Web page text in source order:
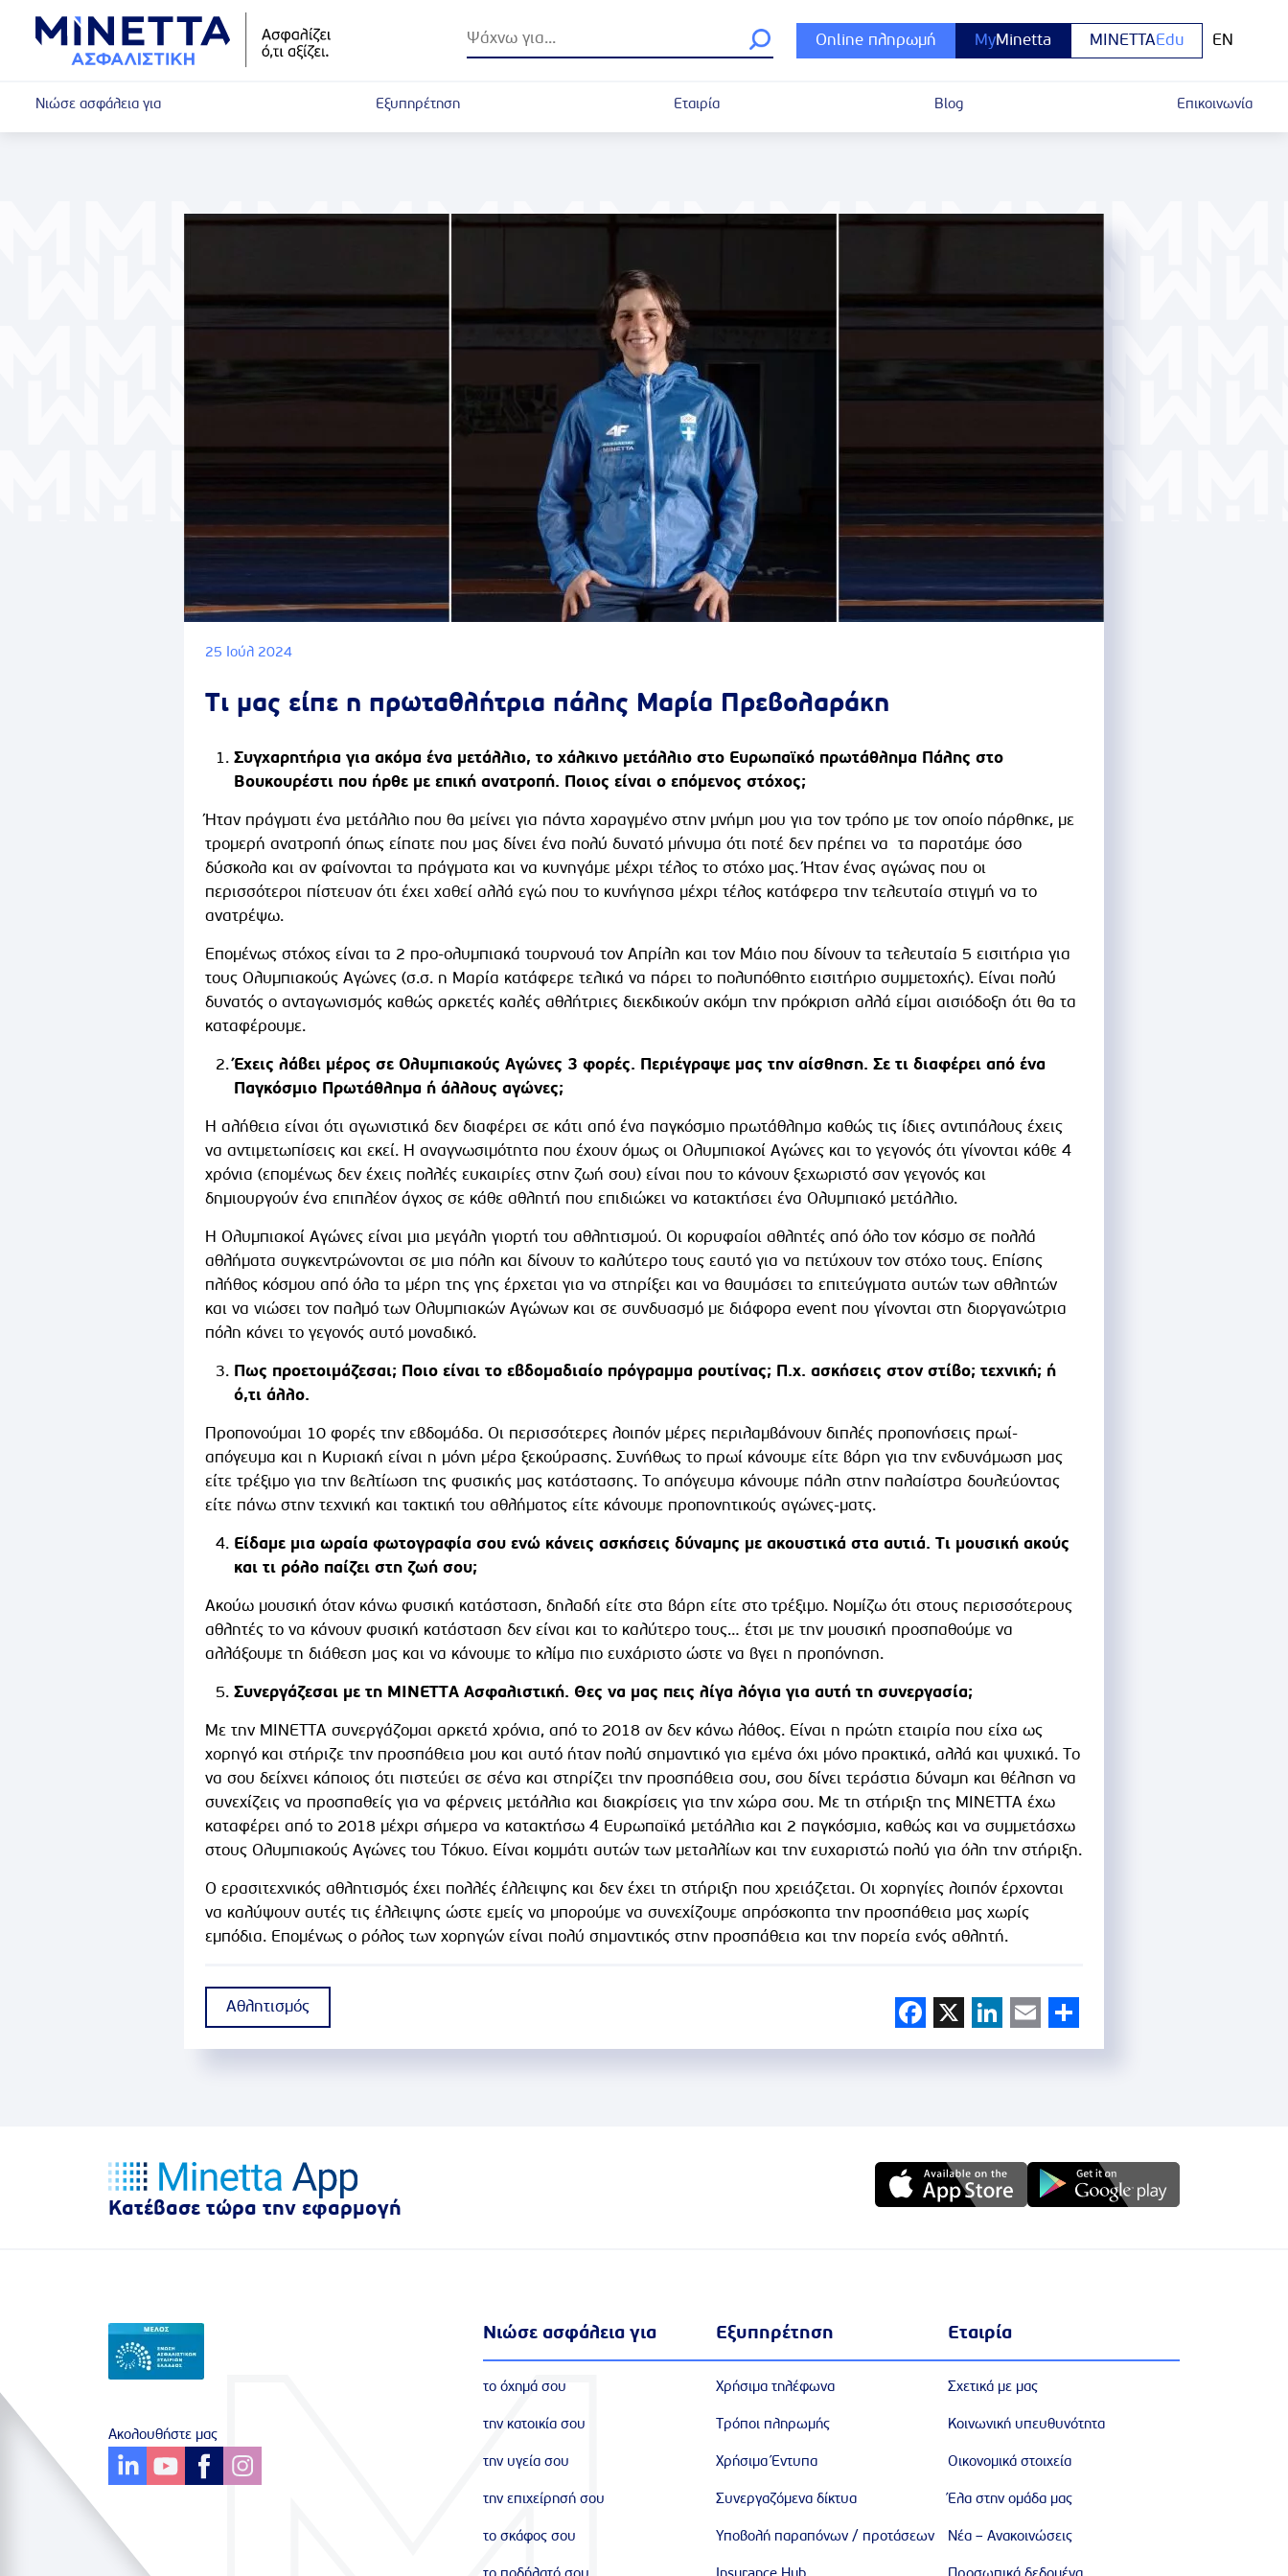
Online πληρωμή MyMinetta MINETTAEdu EN
Νιώσε ασφάλεια για Εξυπηρέτηση Εταιρία Blog Επικοινωνία
25 Ιούλ 2024
Τι μας είπε η πρωταθλήτρια πάλης Μαρία Πρεβολαράκη
Συγχαρητήρια για ακόμα ένα μετάλλιο, το χάλκινο μετάλλιο στο Ευρωπαϊκό πρωτάθλημα Πάλης στο
Βουκουρέστι που ήρθε με επική ανατροπή. Ποιος είναι ο επόμενος στόχος;
Ήταν πράγματι ένα μετάλλιο που θα μείνει για πάντα χαραγμένο στην μνήμη μου για τον τρόπο με τον οποίο πάρθηκε, με
τρομερή ανατροπή όπως είπατε που μας δίνει ένα πολύ δυνατό μήνυμα ότι ποτέ δεν πρέπει να τα παρατάμε όσο
δύσκολα και αν φαίνονται τα πράγματα και να κυνηγάμε μέχρι τέλος το στόχο μας. Ήταν ένας αγώνας που οι
περισσότεροι πίστευαν ότι έχει χαθεί αλλά εγώ που το κυνήγησα μέχρι τέλος κατάφερα την τελευταία στιγμή να το
ανατρέψω.
Επομένως στόχος είναι τα 2 προ-ολυμπιακά τουρνουά τον Απρίλη και τον Μάιο που δίνουν τα τελευταία 5 εισιτήρια για
τους Ολυμπιακούς Αγώνες (σ.σ. η Μαρία κατάφερε τελικά να πάρει το πολυπόθητο εισιτήριο συμμετοχής). Είναι πολύ
δυνατός ο ανταγωνισμός καθώς αρκετές καλές αθλήτριες διεκδικούν ακόμη την πρόκριση αλλά είμαι αισιόδοξη ότι θα τα
καταφέρουμε.
Έχεις λάβει μέρος σε Ολυμπιακούς Αγώνες 3 φορές. Περιέγραψε μας την αίσθηση. Σε τι διαφέρει από ένα
Παγκόσμιο Πρωτάθλημα ή άλλους αγώνες;
Η αλήθεια είναι ότι αγωνιστικά δεν διαφέρει σε κάτι από ένα παγκόσμιο πρωτάθλημα καθώς τις ίδιες αντιπάλους έχεις
να αντιμετωπίσεις και εκεί. Η αναγνωσιμότητα που έχουν όμως οι Ολυμπιακοί Αγώνες και το γεγονός ότι γίνονται κάθε 4
χρόνια (επομένως δεν έχεις πολλές ευκαιρίες στην ζωή σου) είναι που το κάνουν ξεχωριστό σαν γεγονός και
δημιουργούν ένα επιπλέον άγχος σε κάθε αθλητή που επιδιώκει να κατακτήσει ένα Ολυμπιακό μετάλλιο.
Η Ολυμπιακοί Αγώνες είναι μια μεγάλη γιορτή του αθλητισμού. Οι κορυφαίοι αθλητές από όλο τον κόσμο σε πολλά
αθλήματα συγκεντρώνονται σε μια πόλη και δίνουν το καλύτερο τους εαυτό για να πετύχουν τον στόχο τους. Επίσης
πλήθος κόσμου από όλα τα μέρη της γης έρχεται για να στηρίξει και να θαυμάσει τα επιτεύγματα αυτών των αθλητών
και να νιώσει τον παλμό των Ολυμπιακών Αγώνων και σε συνδυασμό με διάφορα event που γίνονται στη διοργανώτρια
πόλη κάνει το γεγονός αυτό μοναδικό.
Πως προετοιμάζεσαι; Ποιο είναι το εβδομαδιαίο πρόγραμμα ρουτίνας; Π.χ. ασκήσεις στον στίβο; τεχνική; ή
ό,τι άλλο.
Προπονούμαι 10 φορές την εβδομάδα. Οι περισσότερες λοιπόν μέρες περιλαμβάνουν διπλές προπονήσεις πρωί-
απόγευμα και η Κυριακή είναι η μόνη μέρα ξεκούρασης. Συνήθως το πρωί κάνουμε είτε βάρη για την ενδυνάμωση μας
είτε τρέξιμο για την βελτίωση της φυσικής μας κατάστασης. Το απόγευμα κάνουμε πάλη στην παλαίστρα δουλεύοντας
είτε πάνω στην τεχνική και τακτική του αθλήματος είτε κάνουμε προπονητικούς αγώνες-ματς.
Είδαμε μια ωραία φωτογραφία σου ενώ κάνεις ασκήσεις δύναμης με ακουστικά στα αυτιά. Τι μουσική ακούς
και τι ρόλο παίζει στη ζωή σου;
Ακούω μουσική όταν κάνω φυσική κατάσταση, δηλαδή είτε στα βάρη είτε στο τρέξιμο. Νομίζω ότι στους περισσότερους
αθλητές το να κάνουν φυσική κατάσταση δεν είναι και το καλύτερο τους… έτσι με την μουσική προσπαθούμε να
αλλάξουμε τη διάθεση μας και να κάνουμε το κλίμα πιο ευχάριστο ώστε να βγει η προπόνηση.
Συνεργάζεσαι με τη ΜΙΝΕΤΤΑ Ασφαλιστική. Θες να μας πεις λίγα λόγια για αυτή τη συνεργασία;
Με την ΜΙΝΕΤΤΑ συνεργάζομαι αρκετά χρόνια, από το 2018 αν δεν κάνω λάθος. Είναι η πρώτη εταιρία που είχα ως
χορηγό και στήριζε την προσπάθεια μου και αυτό ήταν πολύ σημαντικό για εμένα όχι μόνο πρακτικά, αλλά και ψυχικά. Το
να σου δείχνει κάποιος ότι πιστεύει σε σένα και στηρίζει την προσπάθεια σου, σου δίνει τεράστια δύναμη και θέληση να
συνεχίζεις να προσπαθείς για να φέρνεις μετάλλια και διακρίσεις για την χώρα σου. Με τη στήριξη της ΜΙΝΕΤΤΑ έχω
καταφέρει από το 2018 μέχρι σήμερα να κατακτήσω 4 Ευρωπαϊκά μετάλλια και 2 παγκόσμια, καθώς και να συμμετάσχω
στους Ολυμπιακούς Αγώνες του Τόκυο. Είναι κομμάτι αυτών των μεταλλίων και την ευχαριστώ πολύ για όλη την στήριξη.
Ο ερασιτεχνικός αθλητισμός έχει πολλές έλλειψης και δεν έχει τη στήριξη που χρειάζεται. Οι χορηγίες λοιπόν έρχονται
να καλύψουν αυτές τις έλλειψης ώστε εμείς να μπορούμε να συνεχίζουμε απρόσκοπτα την προσπάθεια μας χωρίς
εμπόδια. Επομένως ο ρόλος των χορηγών είναι πολύ σημαντικός στην προσπάθεια και την πορεία ενός αθλητή.
Αθλητισμός
Facebook
X LinkedIn
Email
Share
Κατέβασε τώρα την εφαρμογή
Ακολουθήστε μας
Νιώσε ασφάλεια για
το όχημά σου
την κατοικία σου
την υγεία σου
την επιχείρησή σου
το σκάφος σου
Εξυπηρέτηση
Χρήσιμα τηλέφωνα
Τρόποι πληρωμής
Χρήσιμα Έντυπα
Συνεργαζόμενα δίκτυα
Υποβολή παραπόνων / προτάσεων
Εταιρία
Σχετικά με μας
Κοινωνική υπευθυνότητα
Οικονομικά στοιχεία
Έλα στην ομάδα μας
Νέα – Ανακοινώσεις